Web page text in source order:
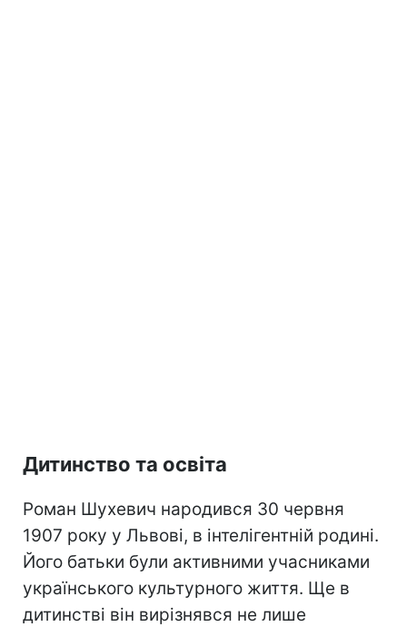
Дитинство та освіта
Роман Шухевич народився 30 червня
1907 року у Львові, в інтелігентній родині.
Його батьки були активними учасниками
українського культурного життя. Ще в
дитинстві він вирізнявся не лише